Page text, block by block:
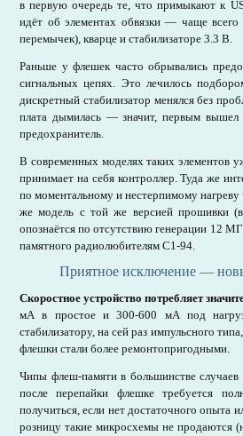
в первую очередь те, что примыкают к
идёт об элементах обвязки — чаще
перемычек), кварце и стабилизаторе 3.3 В.
Раньше у флешек часто обрывались
сигнальных цепях. Это лечилось
дискретный стабилизатор менялся без
плата дымилась — значит, первым вышел
предохранитель.
В современных моделях таких элементов
принимает на себя контроллер. Туда же
по моментальному и нестерпимому
же модель с той же версией прошивки
опознаётся по отсутствию генерации 12
памятного радиолюбителям C1-94.
Приятное исключение —
Скоростное устройство потребляет
мА в простое и 300-600 мА под
стабилизатору, на сей раз импульсного
флешки стали более ремонтопригодными.
Чипы флеш-памяти в большинстве случаев
после перепайки флешке требуется
получиться, если нет достаточного опыта
розницу такие микросхемы не продаются